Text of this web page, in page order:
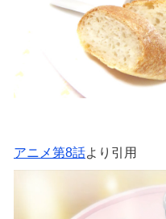
アニメ第8話より引用